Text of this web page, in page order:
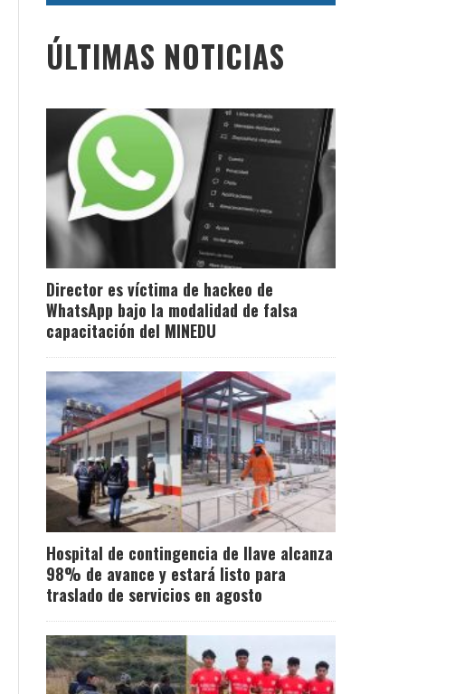
ÚLTIMAS NOTICIAS
Director es víctima de hackeo de
WhatsApp bajo la modalidad de falsa
capacitación del MINEDU
Hospital de contingencia de Ilave alcanza
98% de avance y estará listo para
traslado de servicios en agosto